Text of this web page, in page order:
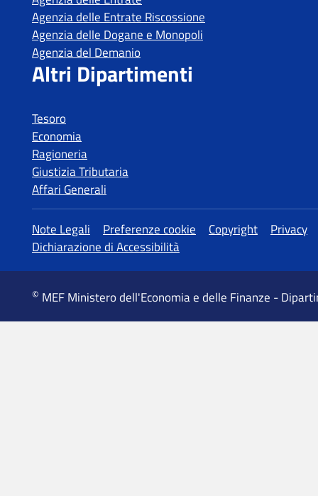
Agenzia delle Entrate Riscossione
Agenzia delle Dogane e Monopoli
Agenzia del Demanio
Altri Dipartimenti
Tesoro
Economia
Ragioneria
Giustizia Tributaria
Affari Generali
Altre informazioni
Note Legali Preferenze cookie Copyright
Privacy
Dichiarazione di Accessibilità
© MEF Ministero dell'Economia e delle Finanze -